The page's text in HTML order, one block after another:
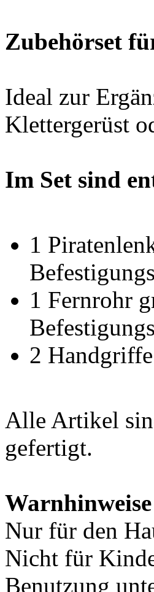
Zubehörset
Ideal zur
Klettergerüst
Im Set sind
1
1 Fernrohr
2
Alle Artikel
gefertigt.
Nur für den
Nicht für
Benutzung